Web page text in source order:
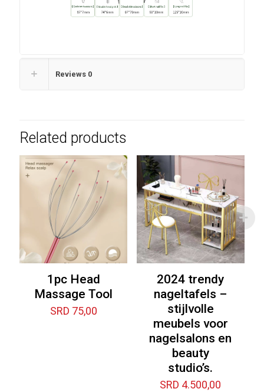
Reviews 0
Related products
1pc Head
Massage Tool
SRD 75,00
2024 trendy
nageltafels –
stijlvolle
meubels voor
nagelsalons en
beauty
studio’s.
SRD 4.500,00